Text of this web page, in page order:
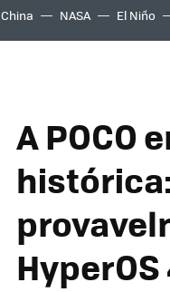
China NASA El Niño
A POCO
HyperOS